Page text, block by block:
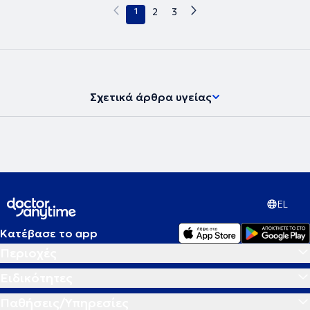
1 2 3
Σχετικά άρθρα υγείας
EL
Κατέβασε το app